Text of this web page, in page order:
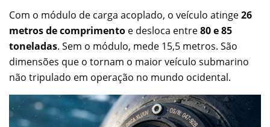
Com o módulo de carga acoplado, o veículo atinge26
metros de comprimento e desloca entre80 e 85
toneladas. Sem o módulo, mede 15,5 metros. São
dimensões que o tornam o maior veículo submarino
não tripulado em operação no mundo ocidental.